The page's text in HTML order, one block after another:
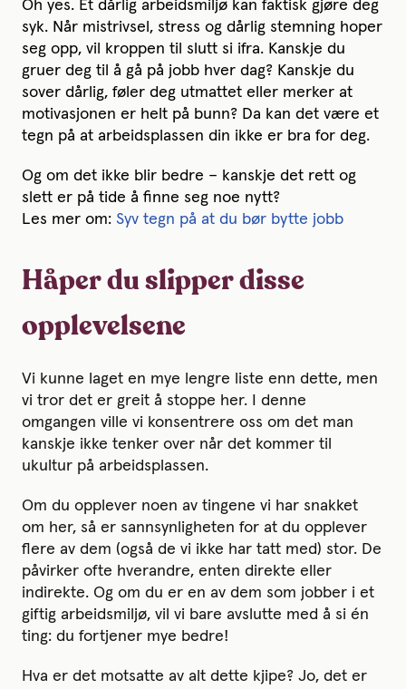
Oh yes. Et dårlig arbeidsmiljø kan faktisk gjøre deg
syk. Når mistrivsel, stress og dårlig stemning hoper
seg opp, vil kroppen til slutt si ifra. Kanskje du
gruer deg til å gå på jobb hver dag? Kanskje du
sover dårlig, føler deg utmattet eller merker at
motivasjonen er helt på bunn? Da kan det være et
tegn på at arbeidsplassen din ikke er bra for deg.
Og om det ikke blir bedre – kanskje det rett og
slett er på tide å finne seg noe nytt?
Les mer om: Syv tegn på at du bør bytte jobb
Håper du slipper disse
opplevelsene
Vi kunne laget en mye lengre liste enn dette, men
vi tror det er greit å stoppe her. I denne
omgangen ville vi konsentrere oss om det man
kanskje ikke tenker over når det kommer til
ukultur på arbeidsplassen.
Om du opplever noen av tingene vi har snakket
om her, så er sannsynligheten for at du opplever
flere av dem (også de vi ikke har tatt med) stor. De
påvirker ofte hverandre, enten direkte eller
indirekte. Og om du er en av dem som jobber i et
giftig arbeidsmiljø, vil vi bare avslutte med å si én
ting: du fortjener mye bedre!
Hva er det motsatte av alt dette kjipe? Jo, det er